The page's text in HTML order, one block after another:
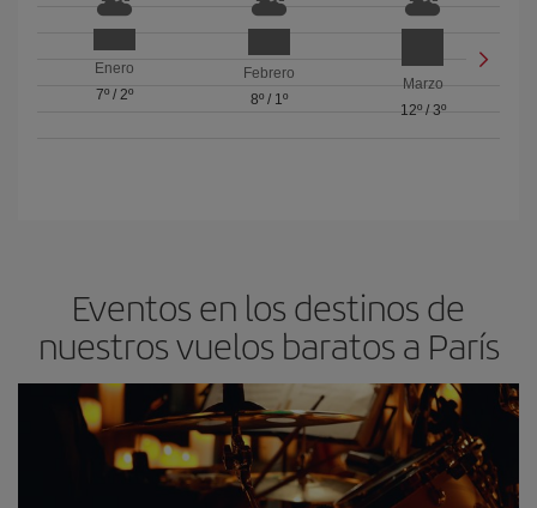
Enero
7º/ 2º
Febrero
8º/ 1º
Marzo
12º/ 3º
Eventos en los destinos de
nuestros vuelos baratos a París